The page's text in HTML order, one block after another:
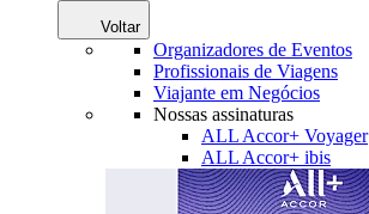
Voltar
Organizadores de Eventos
Profissionais de Viagens
Viajante em Negócios
Nossas assinaturas
ALL Accor+ Voyager
ALL Accor+ ibis